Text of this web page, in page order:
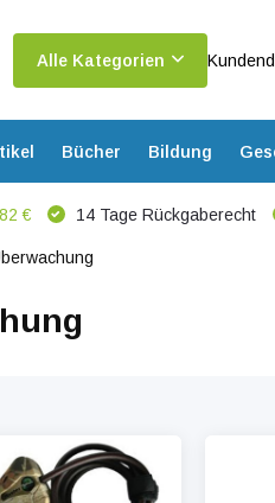
Alle Kategorien
Bücher Bildung
€ 14 Tage Rückgaberecht